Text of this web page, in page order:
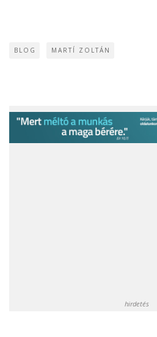
BLOG MARTÍ ZOLTÁN
hirdetés